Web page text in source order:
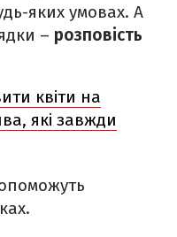
яких умовах. А
– розповість
квіти на
які завжди